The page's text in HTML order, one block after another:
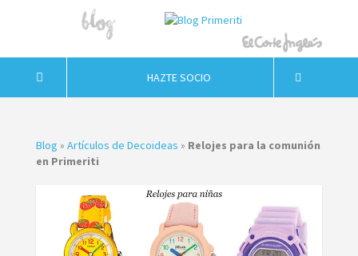
HAZTE SOCIO
Blog » Artículos de Decoideas » Relojes para la comunión
en Primeriti